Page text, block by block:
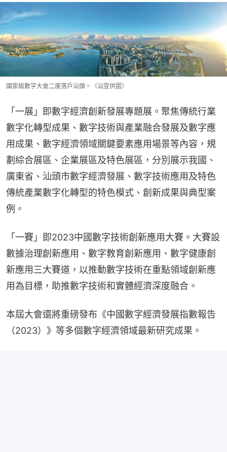
國家級數字大會二度落戶汕頭。（汕宣供圖）
「一展」即數字經濟創新發展專題展。聚焦傳統行業
數字化轉型成果、數字技術與產業融合發展及數字應
用成果、數字經濟領域關鍵要素應用場景等內容，規
劃綜合展區、企業展區及特色展區，分別展示我國、
廣東省、汕頭市數字經濟發展、數字技術應用及特色
傳統產業數字化轉型的特色模式、創新成果與典型案
例。
「一賽」即2023中國數字技術創新應用大賽。大賽設
數據治理創新應用、數字教育創新應用、數字健康創
新應用三大賽道，以推動數字技術在重點領域創新應
用為目標，助推數字技術和實體經濟深度融合。
本屆大會還將重磅發布《中國數字經濟發展指數報告
（2023）》等多個數字經濟領域最新研究成果。